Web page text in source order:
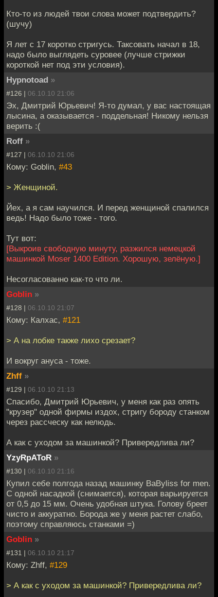
Кто-то из людей твои слова может подтвердить?
(шучу)
Я лет с 17 коротко стригусь. Таксовать начал в 18,
надо было выглядеть суровее (лучше стрижки
короткой нет под эти условия).
Hypnotoad »
#126 | 06.10.10 21:06
Эх, Дмитрий Юрьевич! Я-то думал, у вас настоящая
лысина, а оказывается - поддельная! Никому нельзя
верить :(
Roff »
#127 | 06.10.10 21:06
Кому: Goblin, #43
> Женщиной.
Йех, а я сам научился. И перед женщиной спалился
ведь! Надо было тоже - того.
Тут вот:
[Выкроив свободную минуту, разжился немецкой
машинкой Moser 1400 Edition. Хорошую, зелёную.]
Несогласованно как-то что ли.
Goblin »
#128 | 06.10.10 21:07
Кому: Калхас, #121
> А на лобке также лихо срезает?
И вокруг ануса - тоже.
Zhff »
#129 | 06.10.10 21:13
Спасибо, Дмитрий Юрьевич, у меня как раз опять
"крузер" одной фирмы издох, стригу бороду станком
через рассческу как нелюдь.
А как с уходом за машинкой? Привередлива ли?
YzyRpAToR »
#130 | 06.10.10 21:16
Купил себе полгода назад машинку BaByliss for men.
С одной насадкой (снимается), которая варьируется
от 0,5 до 15 мм. Очень удобная штука. Голову бреет
чисто и аккуратно. Борода же у меня растет слабо,
поэтому справляюсь станками =)
Goblin »
#131 | 06.10.10 21:17
Кому: Zhff, #129
> А как с уходом за машинкой? Привередлива ли?